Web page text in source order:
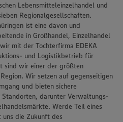
Lebensmitteleinzelhandel und
Regionalgesellschaften.
ist eine davon und
in Großhandel, Einzelhandel
mit der Tochterfirma EDEKA
und Logistikbetrieb für
sind wir einer der größten
Wir setzen auf gegenseitigen
und bieten sichere
darunter Verwaltungs-
Werde Teil eines
die Zukunft des